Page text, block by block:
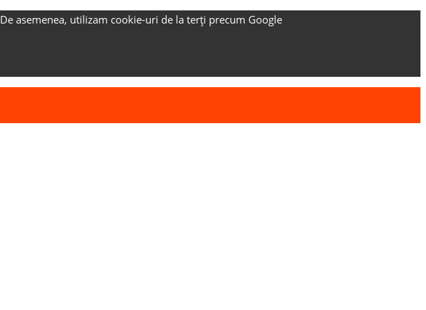
De asemenea, utilizam cookie-uri de la terți precum Google